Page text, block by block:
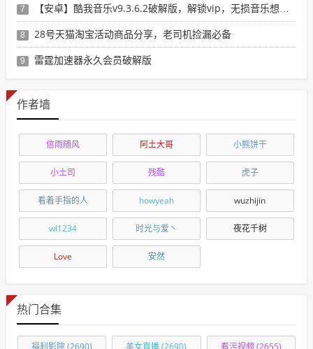
7 【安卓】酷我音乐v9.3.6.2破解版，解锁vip，无损音乐想下就下！
8 28号天猫淘宝活动商品分享，老司机捡漏必备
9 雷霆加速器永久会员破解版
作者墙
信雨随风 阿土大哥 小熊饼干
小土司 残酷 虎子
看着手指的人 howyeah wuzhijin
wl1234 时光与爱丶 夜花千树
Love 安然
热门合集
福利影院(2690) 美女直播(2690) 看污视频(2655)